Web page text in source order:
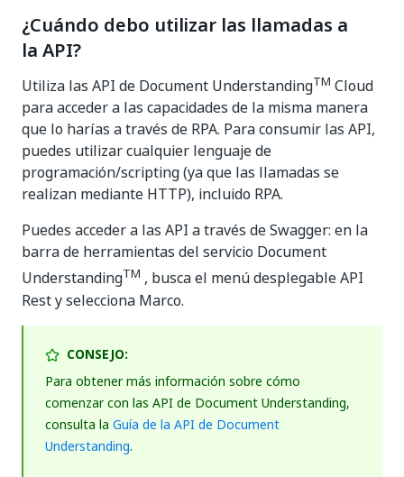
¿Cuándo debo utilizar las llamadas a
la API?
Utiliza las API de Document UnderstandingTM Cloud
para acceder a las capacidades de la misma manera
que lo harías a través de RPA. Para consumir las API,
puedes utilizar cualquier lenguaje de
programación/scripting (ya que las llamadas se
realizan mediante HTTP), incluido RPA.
Puedes acceder a las API a través de Swagger: en la
barra de herramientas del servicio Document
UnderstandingTM , busca el menú desplegable API
Rest y selecciona Marco.
CONSEJO:
Para obtener más información sobre cómo
comenzar con las API de Document Understanding,
consulta la Guía de la API de Document
Understanding.